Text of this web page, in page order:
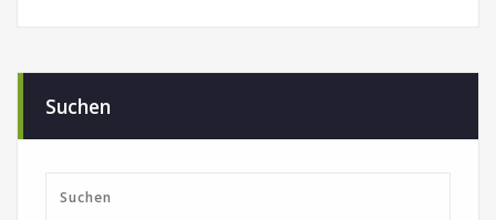
Suchen